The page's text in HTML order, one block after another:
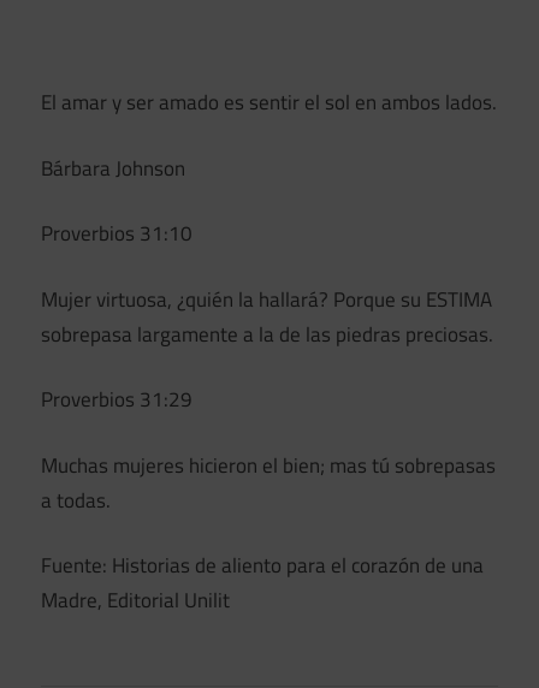
El amar y ser amado es sentir el sol en ambos lados.
Bárbara Johnson
Proverbios 31:10
Mujer virtuosa, ¿quién la hallará? Porque su ESTIMA
sobrepasa largamente a la de las piedras preciosas.
Proverbios 31:29
Muchas mujeres hicieron el bien; mas tú sobrepasas
a todas.
Fuente: Historias de aliento para el corazón de una
Madre, Editorial Unilit